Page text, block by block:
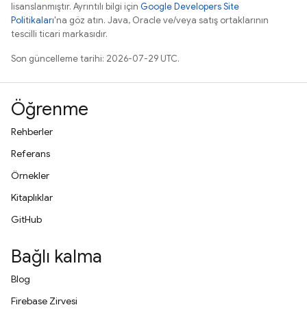
lisanslanmıştır. Ayrıntılı bilgi için Google Developers Site
Politikaları'na göz atın. Java, Oracle ve/veya satış ortaklarının
tescilli ticari markasıdır.
Son güncelleme tarihi: 2026-07-29 UTC.
Öğrenme
Rehberler
Referans
Örnekler
Kitaplıklar
GitHub
Bağlı kalma
Blog
Firebase Zirvesi